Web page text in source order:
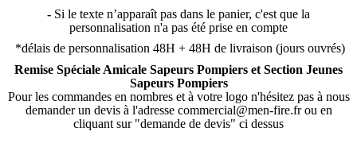
- Si le texte n’apparaît pas dans le panier, c'est que la
personnalisation n'a pas été prise en compte
*délais de personnalisation 48H + 48H de livraison (jours ouvrés)
Remise Spéciale Amicale Sapeurs Pompiers et Section Jeunes
Sapeurs Pompiers
Pour les commandes en nombres et à votre logo n'hésitez pas à nous
demander un devis à l'adresse commercial@men-fire.fr ou en
cliquant sur "demande de devis" ci dessus